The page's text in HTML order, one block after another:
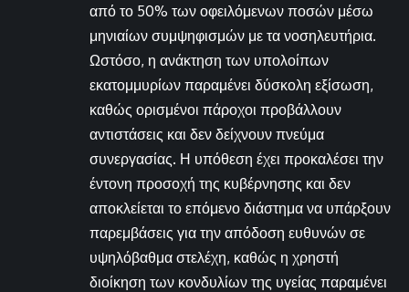
από το 50% των οφειλόμενων ποσών μέσω
μηνιαίων συμψηφισμών με τα νοσηλευτήρια.
Ωστόσο, η ανάκτηση των υπολοίπων
εκατομμυρίων παραμένει δύσκολη εξίσωση,
καθώς ορισμένοι πάροχοι προβάλλουν
αντιστάσεις και δεν δείχνουν πνεύμα
συνεργασίας. Η υπόθεση έχει προκαλέσει την
έντονη προσοχή της κυβέρνησης και δεν
αποκλείεται το επόμενο διάστημα να υπάρξουν
παρεμβάσεις για την απόδοση ευθυνών σε
υψηλόβαθμα στελέχη, καθώς η χρηστή
διοίκηση των κονδυλίων της υγείας παραμένει